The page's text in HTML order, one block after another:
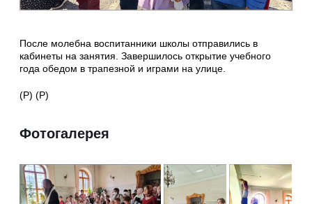
После молебна воспитанники школы отправились в
кабинеты на занятия. Завершилось открытие учебного
года обедом в трапезной и играми на улице.
(Р) (Р)
Фотогалерея